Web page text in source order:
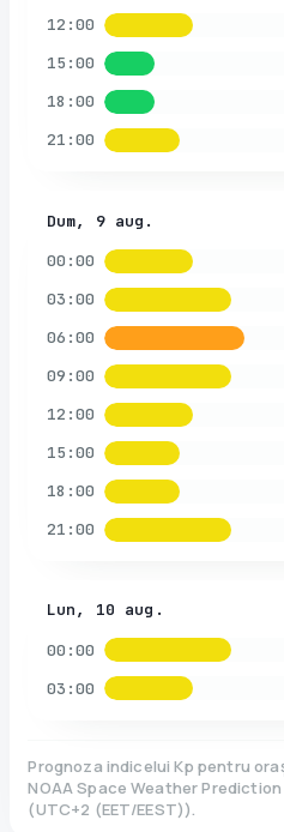
12:00
15:00
18:00
21:00
Dum, 9 aug.
00:00
03:00
06:00
09:00
12:00
15:00
18:00
21:00
Lun, 10 aug.
00:00
03:00
Prognoza indicelui Kp pentru
NOAA Space Weather
(UTC+2 (EET/EEST)).